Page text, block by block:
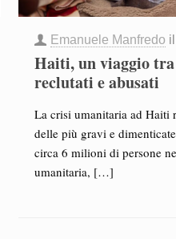
Emanuele Manfredo il
Haiti, un viaggio
reclutati e abusati
La crisi umanitaria ad Haiti
delle più gravi e
circa 6 milioni di persone
umanitaria, […]